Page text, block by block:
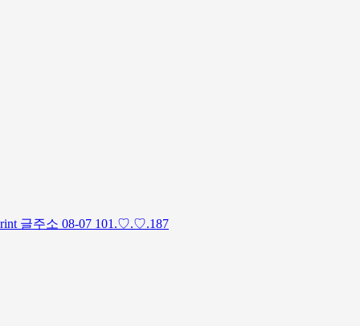
글주소 08-07 101.♡.♡.187